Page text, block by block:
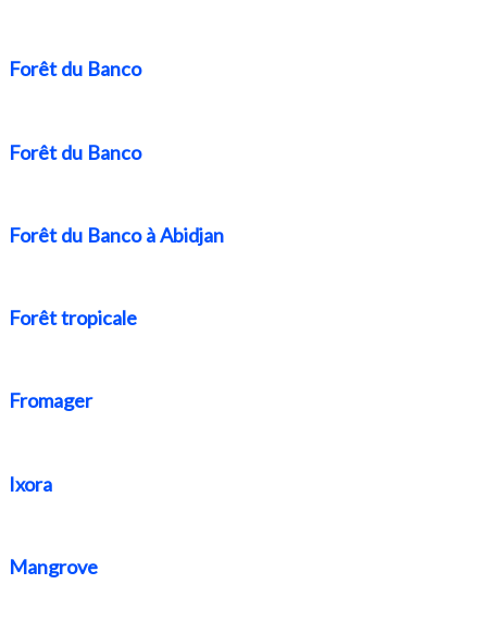
Forêt du Banco
Forêt du Banco
Forêt du Banco à Abidjan
Forêt tropicale
Fromager
Ixora
Mangrove